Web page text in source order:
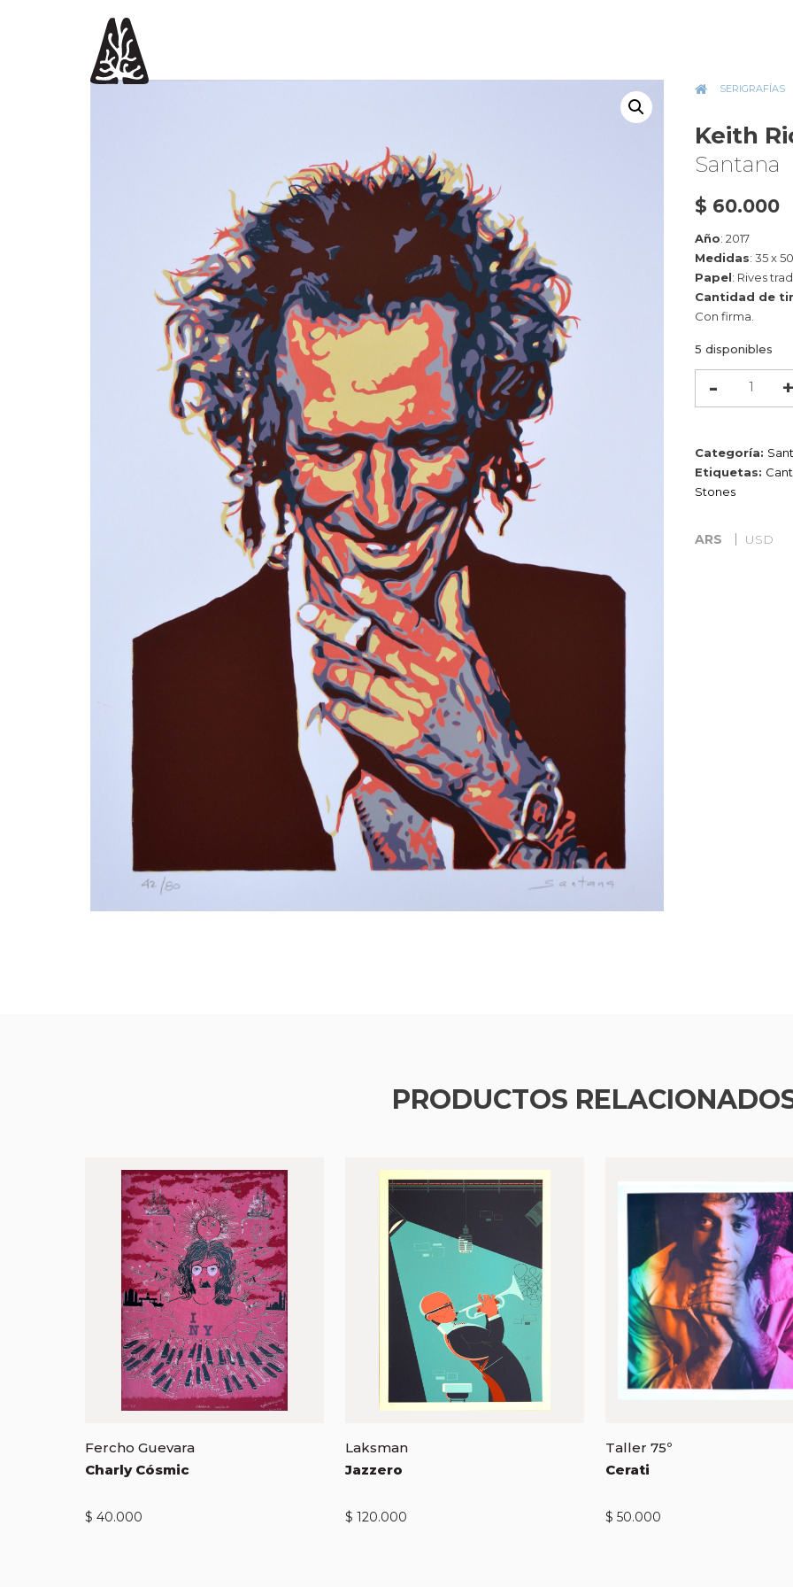
INICIO
SERIGRAFÍAS
Keith
Santana
$ 60.000
Año: 2017
Medidas: 35 x
Papel: Rives
Cantidad de
Con firma.
5 disponibles
Keith
Richards,
colores
Categoría:
Etiquetas:
Stones
ARS USD
PRODUCTOS
Fercho Guevara
Charly Cósmic
$ 40.000
Laksman
Jazzero
$ 120.000
Taller 75º
Cerati
$ 50.000